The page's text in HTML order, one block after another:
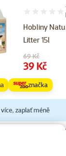
Hobliny
Litter 15l
Hodnocení
Původní cena
69 Kč
Cena
39 Kč
značka
více, zaplať méně